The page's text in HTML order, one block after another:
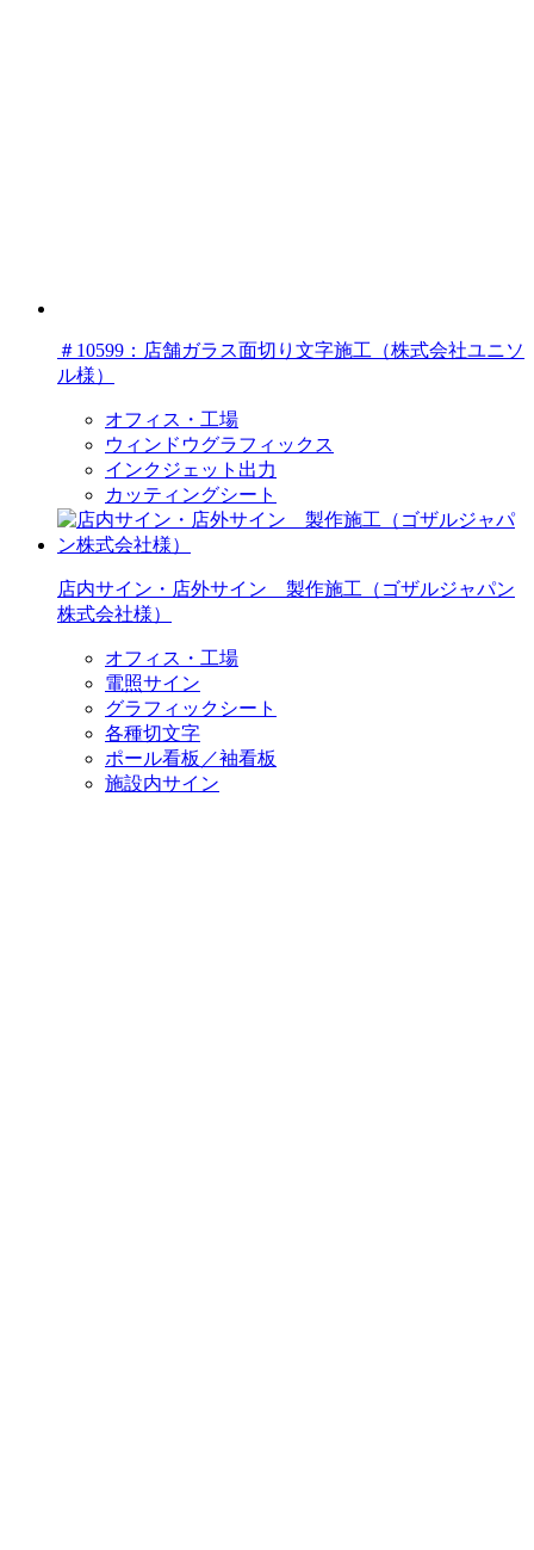
＃10599：店舗ガラス面切り文字施工（株式会社ユニソ
ル様）
オフィス・工場
ウィンドウグラフィックス
インクジェット出力
カッティングシート
店内サイン・店外サイン 製作施工（ゴザルジャパン
株式会社様）
オフィス・工場
電照サイン
グラフィックシート
各種切文字
ポール看板／袖看板
施設内サイン